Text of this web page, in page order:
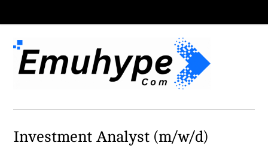
Investment Analyst (m/w/d)